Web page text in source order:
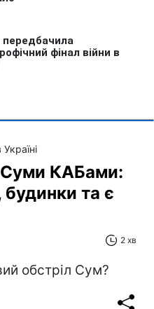
Україні
Суми КАБами:
та є
2 хв
обстріл Сум?